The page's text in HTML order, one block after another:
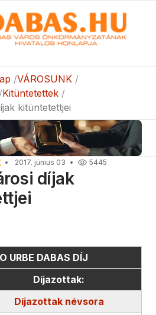
VÁROSUNK
Kitüntetettek
kitüntetettjei
2017. június 03 5445
díjak
URBE DABAS DÍJ
Díjazottak:
Díjazottak névsora